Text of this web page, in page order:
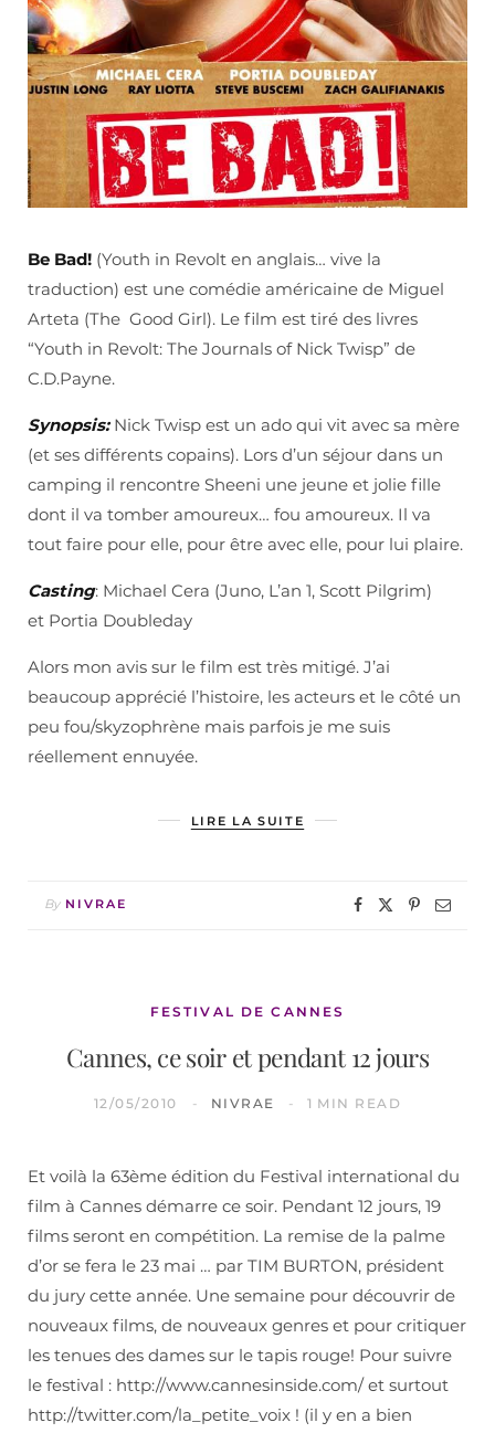
Be Bad! (Youth in Revolt en anglais… vive la
traduction) est une comédie américaine de Miguel
Arteta (The Good Girl). Le film est tiré des livres
“Youth in Revolt: The Journals of Nick Twisp” de
C.D.Payne.
Synopsis:Nick Twisp est un ado qui vit avec sa mère
(et ses différents copains). Lors d’un séjour dans un
camping il rencontre Sheeni une jeune et jolie fille
dont il va tomber amoureux… fou amoureux. Il va
tout faire pour elle, pour être avec elle, pour lui plaire.
Casting: Michael Cera (Juno, L’an 1, Scott Pilgrim)
et Portia Doubleday
Alors mon avis sur le film est très mitigé. J’ai
beaucoup apprécié l’histoire, les acteurs et le côté un
peu fou/skyzophrène mais parfois je me suis
réellement ennuyée.
LIRE LA SUITE
By NIVRAE
FESTIVAL DE CANNES
Cannes, ce soir et pendant 12 jours
12/05/2010 NIVRAE 1 MIN READ
Et voilà la 63ème édition du Festival international du
film à Cannes démarre ce soir. Pendant 12 jours, 19
films seront en compétition. La remise de la palme
d’or se fera le 23 mai … par TIM BURTON, président
du jury cette année. Une semaine pour découvrir de
nouveaux films, de nouveaux genres et pour critiquer
les tenues des dames sur le tapis rouge! Pour suivre
le festival : http://www.cannesinside.com/ et surtout
http://twitter.com/la_petite_voix ! (il y en a bien